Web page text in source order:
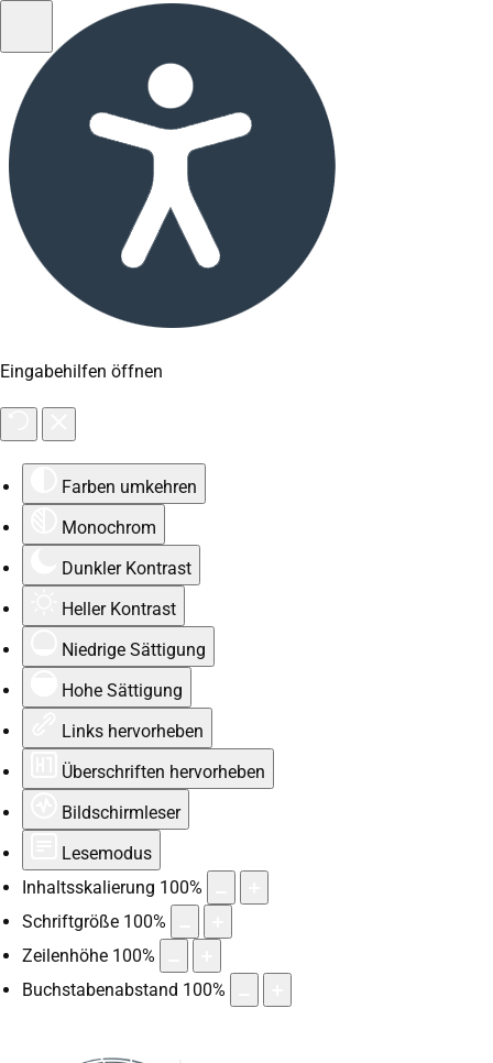
Eingabehilfen öffnen
Farben umkehren
Monochrom
Dunkler Kontrast
Heller Kontrast
Niedrige Sättigung
Hohe Sättigung
Links hervorheben
Überschriften hervorheben
Bildschirmleser
Lesemodus
Inhaltsskalierung 100%
Schriftgröße 100%
Zeilenhöhe 100%
Buchstabenabstand 100%